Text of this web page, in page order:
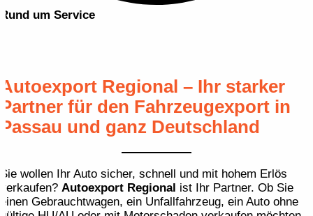
Rund um Service
Autoexport Regional – Ihr starker
Partner für den Fahrzeug­export in
Passau und ganz Deutschland
Sie wollen Ihr Auto sicher, schnell und mit hohem Erlös
verkaufen? Autoexport Regional ist Ihr Partner. Ob Sie
einen Gebraucht­wagen, ein Unfall­fahrzeug, ein Auto ohne